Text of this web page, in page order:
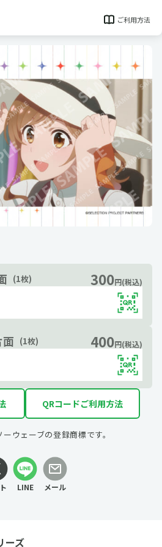
ご利用方法
(1枚) 300円(税込)
(1枚) 400円(税込)
QRコードご利用方法
ウェーブの登録商標です。
LINE メール
ーズ